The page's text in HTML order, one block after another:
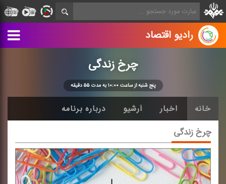
رادیو اقتصاد
چرخ زندگی
پنج شنبه از ساعت ۱۰:۰۰ به مدت ۵۵ دقیقه
خانه اخبار آرشیو درباره برنامه
چرخ زندگی